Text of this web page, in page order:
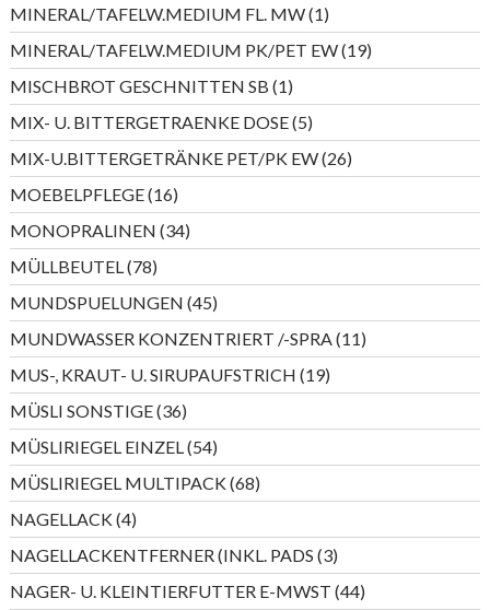
MINERAL/TAFELW.MEDIUM FL. MW 11
Produkt
MINERAL/TAFELW.MEDIUM PK/PET EW 1919
Produkte
MISCHBROT GESCHNITTEN SB 11
Produkt
MIX- U. BITTERGETRAENKE DOSE 55
Produkte
MIX-U.BITTERGETRÄNKE PET/PK EW 2626
Produkte
MOEBELPFLEGE 1616
Produkte
MONOPRALINEN 3434
Produkte
MÜLLBEUTEL 7878
Produkte
MUNDSPUELUNGEN 4545
Produkte
MUNDWASSER KONZENTRIERT /-SPRA 1111
Produkte
MUS-, KRAUT- U. SIRUPAUFSTRICH 1919
Produkte
MÜSLI SONSTIGE 3636
Produkte
MÜSLIRIEGEL EINZEL 5454
Produkte
MÜSLIRIEGEL MULTIPACK 6868
Produkte
NAGELLACK 44
Produkte
NAGELLACKENTFERNER (INKL. PADS 33
Produkte
NAGER- U. KLEINTIERFUTTER E-MWST 4444